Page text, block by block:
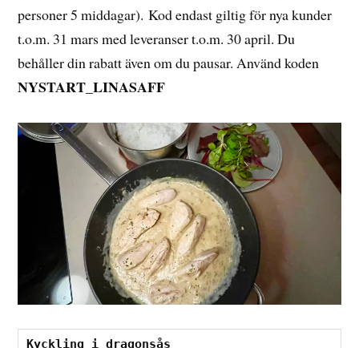
personer 5 middagar). Kod endast giltig för nya kunder
t.o.m. 31 mars med leveranser t.o.m. 30 april. Du
behåller din rabatt även om du pausar. Använd koden
NYSTART_LINASAFF
Kyckling i dragonsås